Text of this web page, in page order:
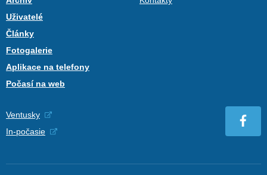
Uživatelé
Články
Fotogalerie
Aplikace na telefony
Počasí na web
Ventusky
In-počasie